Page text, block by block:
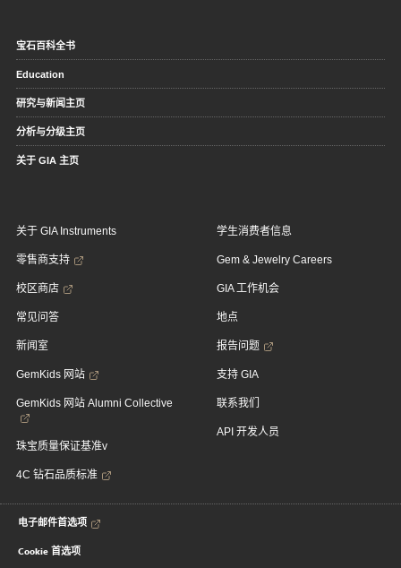
宝石百科全书
Education
研究与新闻主页
分析与分级主页
关于 GIA 主页
关于 GIA Instruments
零售商支持
校区商店
常见问答
新闻室
GemKids 网站
GemKids 网站 Alumni Collective
珠宝质量保证基准v
4C 钻石品质标准
学生消费者信息
Gem & Jewelry Careers
GIA 工作机会
地点
报告问题
支持 GIA
联系我们
API 开发人员
电子邮件首选项
Cookie 首选项